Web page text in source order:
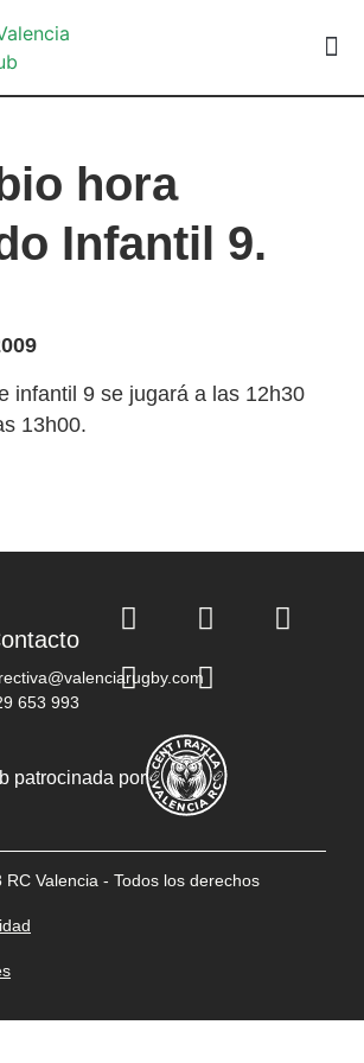
hora
Infantil 9.
infantil 9 se jugará a las 12h30
13h00.
653 993
patrocinada por
Valencia - Todos los derechos